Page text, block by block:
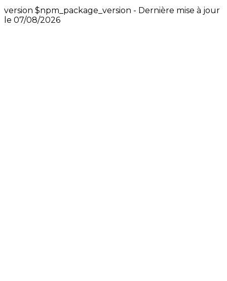
version $npm_package_version - Dernière mise à jour
le 07/08/2026